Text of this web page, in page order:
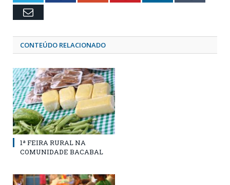
Email
CONTEÚDO RELACIONADO
1ª FEIRA RURAL NA
COMUNIDADE BACABAL